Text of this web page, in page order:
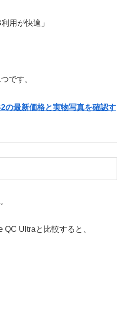
用が快適」
です。
最新価格と実物写真を確認す
Ultraと比較すると、